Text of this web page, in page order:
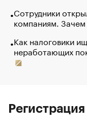
Сотрудники
компаниям.
Как налоговики
неработающих